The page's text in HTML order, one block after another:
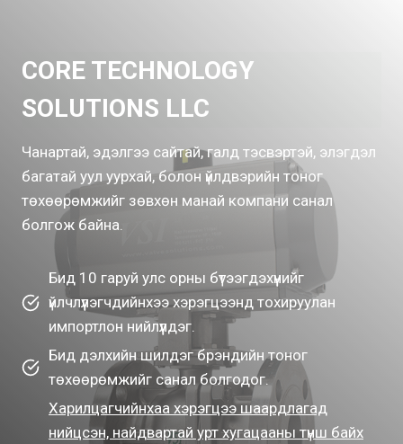
CORE TECHNOLOGY
SOLUTIONS LLC
Чанартай, эдэлгээ сайтай, галд тэсвэртэй, элэгдэл
багатай уул уурхай, болон үйлдвэрийн тоног
төхөөрөмжийг зөвхөн манай компани санал
болгож байна.
Бид 10 гаруй улс орны бүтээгдэхүүнийг
үйлчлүүлэгчдийнхээ хэрэгцээнд тохируулан
импортлон нийлүүлдэг.
Бид дэлхийн шилдэг брэндийн тоног
төхөөрөмжийг санал болгодог.
Харилцагчийнхаа хэрэгцээ шаардлагад
нийцсэн, найдвартай урт хугацааны түнш байх